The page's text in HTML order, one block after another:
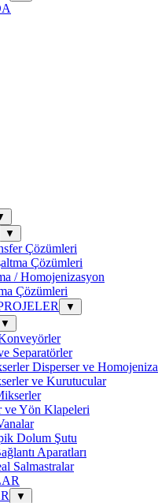
▼
Çözümleri
Çözümleri
/ Homojenizasyon
Çözümleri
▼
▼
Separatörler
Disperser ve
ve Kurutucular
ve Yön Klapeleri
Dolum Şutu
Aparatları
Salmastralar
▼